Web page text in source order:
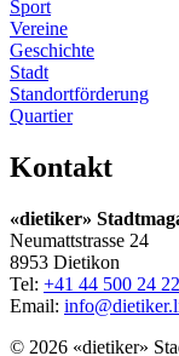
Sport
Vereine
Geschichte
Stadt
Standortförderung
Quartier
Kontakt
«dietiker»
Neumattstrasse 24
8953 Dietikon
Tel: +41 44 500 24 22
Email:
© 2026 «dietiker»